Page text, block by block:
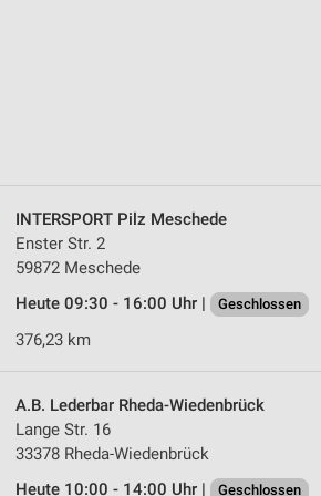
INTERSPORT Pilz Meschede
Enster Str. 2
59872 Meschede
Heute 09:30 - 16:00 Uhr |
Geschlossen
376,23 km
A.B. Lederbar Rheda-Wiedenbrück
Lange Str. 16
33378 Rheda-Wiedenbrück
Heute 10:00 - 14:00 Uhr |
Geschlossen
Standortdaten